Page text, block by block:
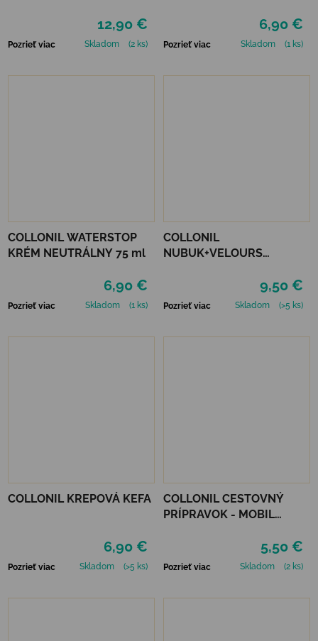
12,90 €
Pozrieť viac Skladom (2 ks)
6,90 €
Pozrieť viac Skladom (1 ks)
COLLONIL WATERSTOP
KRÉM NEUTRÁLNY 75 ml
6,90 €
Pozrieť viac Skladom (1 ks)
COLLONIL
NUBUK+VELOURS
9,50 €
Pozrieť viac Skladom (>5 ks)
COLLONIL KREPOVÁ KEFA
6,90 €
Pozrieť viac Skladom (>5 ks)
COLLONIL CESTOVNÝ
PRÍPRAVOK - MOBIL
5,50 €
Pozrieť viac Skladom (2 ks)